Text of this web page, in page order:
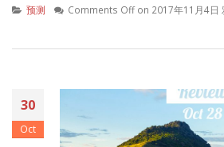
预测 Comments Offon 2017年11月4日
30
Oct